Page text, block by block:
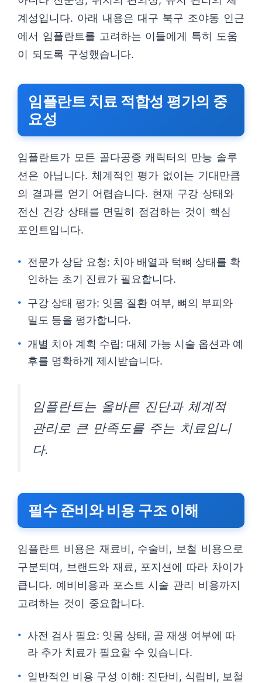
계성입니다. 아래 내용은 대구 북구 조야동 인근
에서 임플란트를 고려하는 이들에게 특히 도움
이 되도록 구성했습니다.
임플란트 치료 적합성 평가의 중
요성
임플란트가 모든 골다공증 캐릭터의 만능 솔루
션은 아닙니다. 체계적인 평가 없이는 기대만큼
의 결과를 얻기 어렵습니다. 현재 구강 상태와
전신 건강 상태를 면밀히 점검하는 것이 핵심
포인트입니다.
전문가 상담 요청: 치아 배열과 턱뼈 상태를 확
인하는 초기 진료가 필요합니다.
구강 상태 평가: 잇몸 질환 여부, 뼈의 부피와
밀도 등을 평가합니다.
개별 치아 계획 수립: 대체 가능 시술 옵션과 예
후를 명확하게 제시받습니다.
임플란트는 올바른 진단과 체계적
관리로 큰 만족도를 주는 치료입니
다.
필수 준비와 비용 구조 이해
임플란트 비용은 재료비, 수술비, 보철 비용으로
구분되며, 브랜드와 재료, 포지션에 따라 차이가
큽니다. 예비비용과 포스트 시술 관리 비용까지
고려하는 것이 중요합니다.
사전 검사 필요: 잇몸 상태, 골 재생 여부에 따
라 추가 치료가 필요할 수 있습니다.
일반적인 비용 구성 이해: 진단비, 식립비, 보철